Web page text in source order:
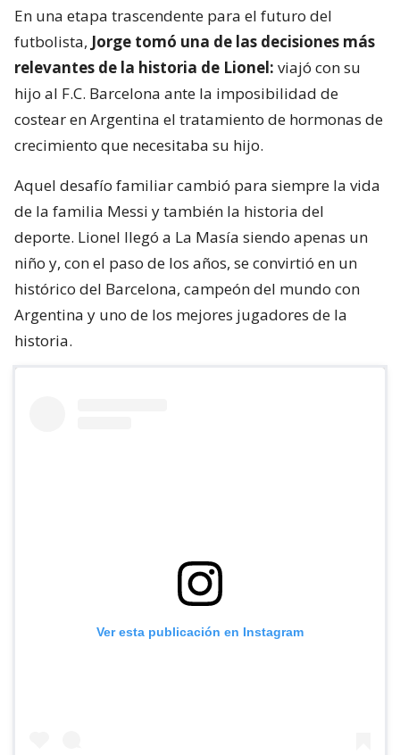
En una etapa trascendente para el futuro del
futbolista, Jorge tomó una de las decisiones más
relevantes de la historia de Lionel: viajó con su
hijo al F.C. Barcelona ante la imposibilidad de
costear en Argentina el tratamiento de hormonas de
crecimiento que necesitaba su hijo.
Aquel desafío familiar cambió para siempre la vida
de la familia Messi y también la historia del
deporte. Lionel llegó a La Masía siendo apenas un
niño y, con el paso de los años, se convirtió en un
histórico del Barcelona, campeón del mundo con
Argentina y uno de los mejores jugadores de la
historia.
Ver esta publicación en Instagram